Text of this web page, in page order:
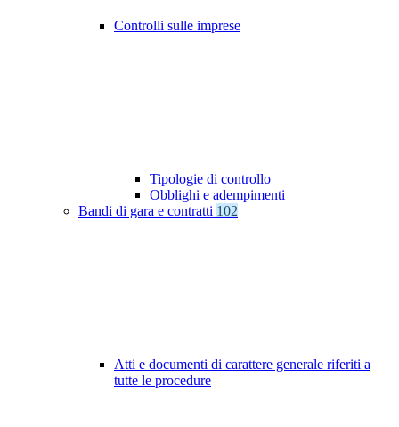
Controlli sulle imprese
Tipologie di controllo
Obblighi e adempimenti
Bandi di gara e contratti 102
Atti e documenti di carattere generale riferiti a
tutte le procedure